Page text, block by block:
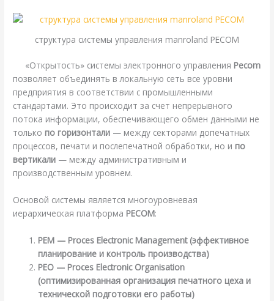
структура системы управления manroland PECOM
«Открытость» системы электронного управления Pecom
позволяет объединять в локальную сеть все уровни
предприятия в соответствии с промышленными
стандартами. Это происходит за счет непрерывного
потока информации, обеспечивающего обмен данными не
только по горизонтали — между секторами допечатных
процессов, печати и послепечатной обработки, но и по
вертикали — между административным и
производственным уровнем.
Основой системы является многоуровневая
иерархическая платформа РЕСОМ:
РЕМ — Proces Electronic Management (эффективное
планирование и контроль производства)
РЕО — Proces Electronic Organisation
(оптимизированная организация печатного цеха и
технической подготовки его работы)